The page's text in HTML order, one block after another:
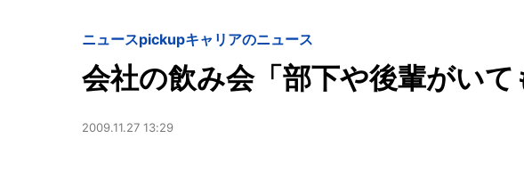
ニュースpickupキャリアのニュース
会社の飲み会「部下や後輩がい
2009.11.27 13:29